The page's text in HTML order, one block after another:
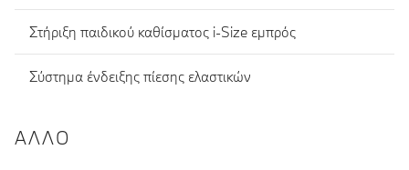
Στήριξη παιδικού καθίσματος i-Size εμπρός
Σύστημα ένδειξης πίεσης ελαστικών
ΆΛΛΟ